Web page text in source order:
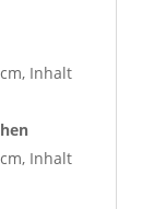
Inhalt
Inhalt